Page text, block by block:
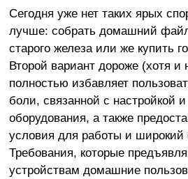
Сегодня уже нет таких ярых
лучше: собрать домашний
старого железа или же купить
Второй вариант дороже (хотя и
полностью избавляет
боли, связанной с настройкой
оборудования, а также
условия для работы и широкий
Требования, которые
устройствам домашние